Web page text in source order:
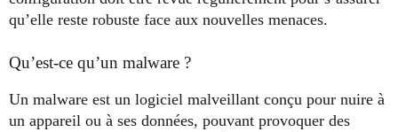
qu’elle reste robuste face aux nouvelles menaces.
Qu’est-ce qu’un malware ?
Un malware est un logiciel malveillant conçu pour nuire à
un appareil ou à ses données, pouvant provoquer des